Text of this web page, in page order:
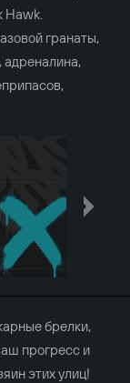
Hawk.
гранаты,
адреналина,
брелки,
прогресс и
этих улиц!